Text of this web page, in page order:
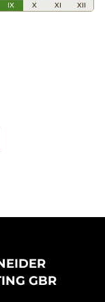
IX X XI XII
GBR